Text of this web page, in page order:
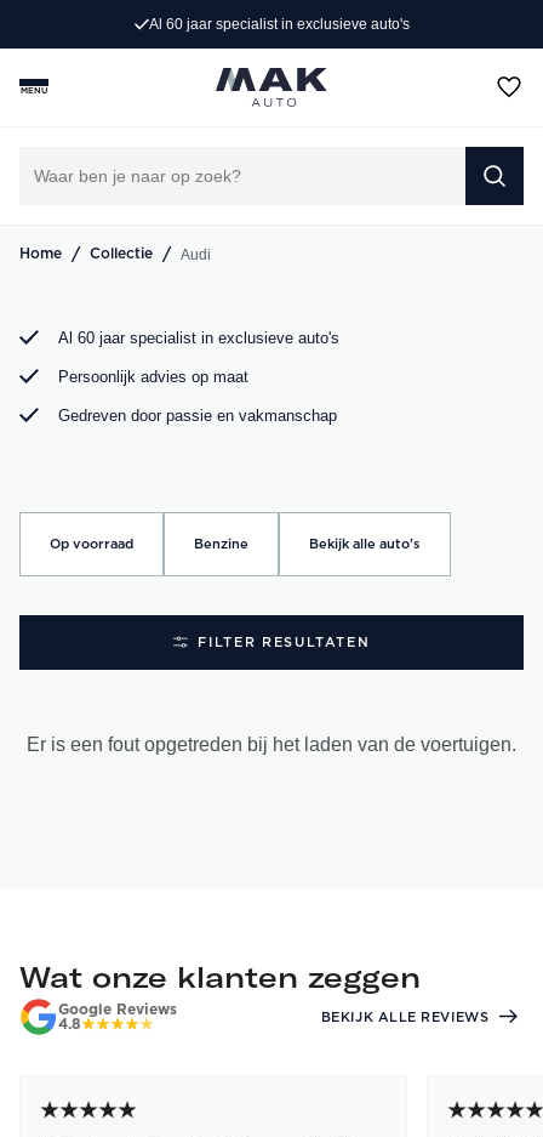
in exclusieve auto's
MENU
Home / Collectie / Audi
Op zoek naar een exclusieve Audi occasion? Bij MAK
Auto vind je een zorgvuldig geselecteerd aanbod, van de
sportieve Audi A3 tot de krachtige Audi RS6. Bekijk ons
Al 60 jaar specialist in exclusieve auto's
Persoonlijk advies op maat
Gedreven door passie en vakmanschap
Op voorraad Benzine Bekijk alle auto's
FILTER RESULTATEN
Er is een fout opgetreden bij het laden van de voertuigen.
Wat onze klanten zeggen
Google Reviews
4.8
BEKIJK ALLE REVIEWS